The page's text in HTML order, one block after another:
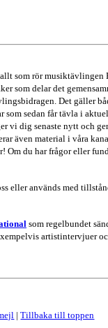
som rör musiktävlingen
som delar det
Det gäller
som sedan får tävla i
vi dig senaste nytt och
även material i våra
Om du har frågor eller
eller används med
som regelbundet
artistintervjuer
|Tillbaka till toppen